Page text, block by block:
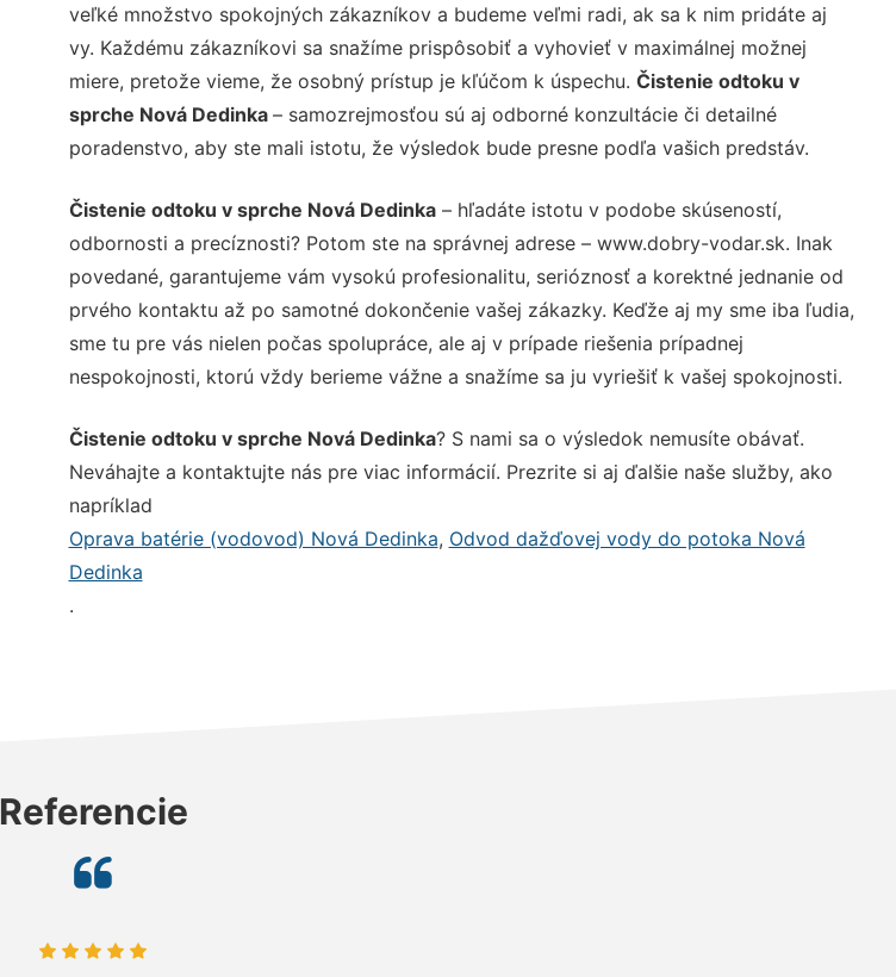
veľké množstvo spokojných zákazníkov a budeme veľmi radi, ak sa k nim pridáte aj
vy. Každému zákazníkovi sa snažíme prispôsobiť a vyhovieť v maximálnej možnej
miere, pretože vieme, že osobný prístup je kľúčom k úspechu. Čistenie odtoku v
sprche Nová Dedinka – samozrejmosťou sú aj odborné konzultácie či detailné
poradenstvo, aby ste mali istotu, že výsledok bude presne podľa vašich predstáv.
Čistenie odtoku v sprche Nová Dedinka– hľadáte istotu v podobe skúseností,
odbornosti a precíznosti? Potom ste na správnej adrese – www.dobry-vodar.sk. Inak
povedané, garantujeme vám vysokú profesionalitu, serióznosť a korektné jednanie od
prvého kontaktu až po samotné dokončenie vašej zákazky. Keďže aj my sme iba ľudia,
sme tu pre vás nielen počas spolupráce, ale aj v prípade riešenia prípadnej
nespokojnosti, ktorú vždy berieme vážne a snažíme sa ju vyriešiť k vašej spokojnosti.
Čistenie odtoku v sprche Nová Dedinka? S nami sa o výsledok nemusíte obávať.
Neváhajte a kontaktujte nás pre viac informácií. Prezrite si aj ďalšie naše služby, ako
napríklad
Oprava batérie (vodovod) Nová Dedinka, Odvod dažďovej vody do potoka Nová
Dedinka
.
Referencie